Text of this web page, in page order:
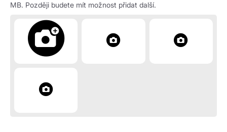
MB. Později budete mít možnost přidat další.